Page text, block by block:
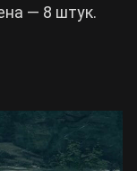
— 8 штук.